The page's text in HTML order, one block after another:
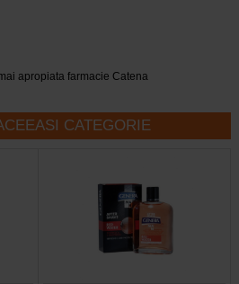
apropiata farmacie Catena
CATEGORIE